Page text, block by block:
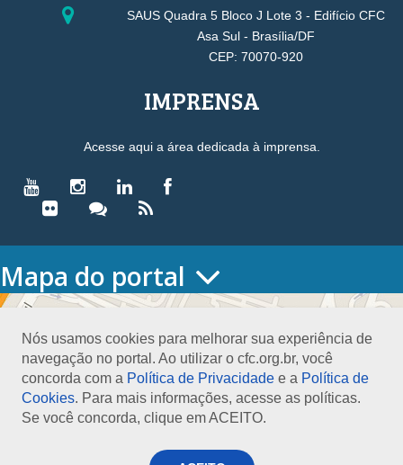
Nós usamos cookies para melhorar sua experiência de
navegação no portal. Ao utilizar o cfc.org.br, você
concorda com a Política de Privacidade e a Política de
Cookies. Para mais informações, acesse as políticas.
Se você concorda, clique em ACEITO.
SAUS Quadra 5 Bloco J Lote 3 - Edifício CFC
Asa Sul - Brasília/DF
CEP: 70070-920
IMPRENSA
Acesse aqui a área dedicada à imprensa.
Mapa do portal
HOME
Conselho Diretor
Nossa Sede
Planejamento
Organograma
Medalha João Lyra